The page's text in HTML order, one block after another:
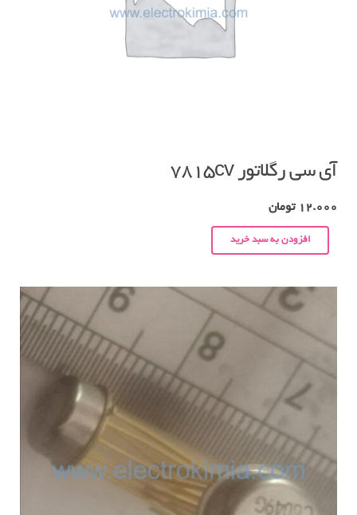
آی سی رگلاتور ۷۸۱۵cv
12.000 تومان
افزودن به سبد خرید